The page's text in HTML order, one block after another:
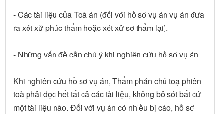
- Các tài liệu của Toà án (đối với hồ sơ vụ án vụ án đưa
ra xét xử phúc thẩm hoặc xét xử sơ thẩm lại).
- Những vấn đề cần chú ý khi nghiên cứu hồ sơ vụ án
Khi nghiên cứu hồ sơ vụ án, Thẩm phán chủ toạ phiên
toà phải đọc hết tất cả các tài liệu, không bỏ sót bất cứ
một tài liệu nào. Đối với vụ án có nhiều bị cáo, hồ sơ